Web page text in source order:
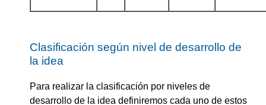
Clasificación según nivel de desarrollo de
la idea
Para realizar la clasificación por niveles de
desarrollo de la idea definiremos cada uno de estos